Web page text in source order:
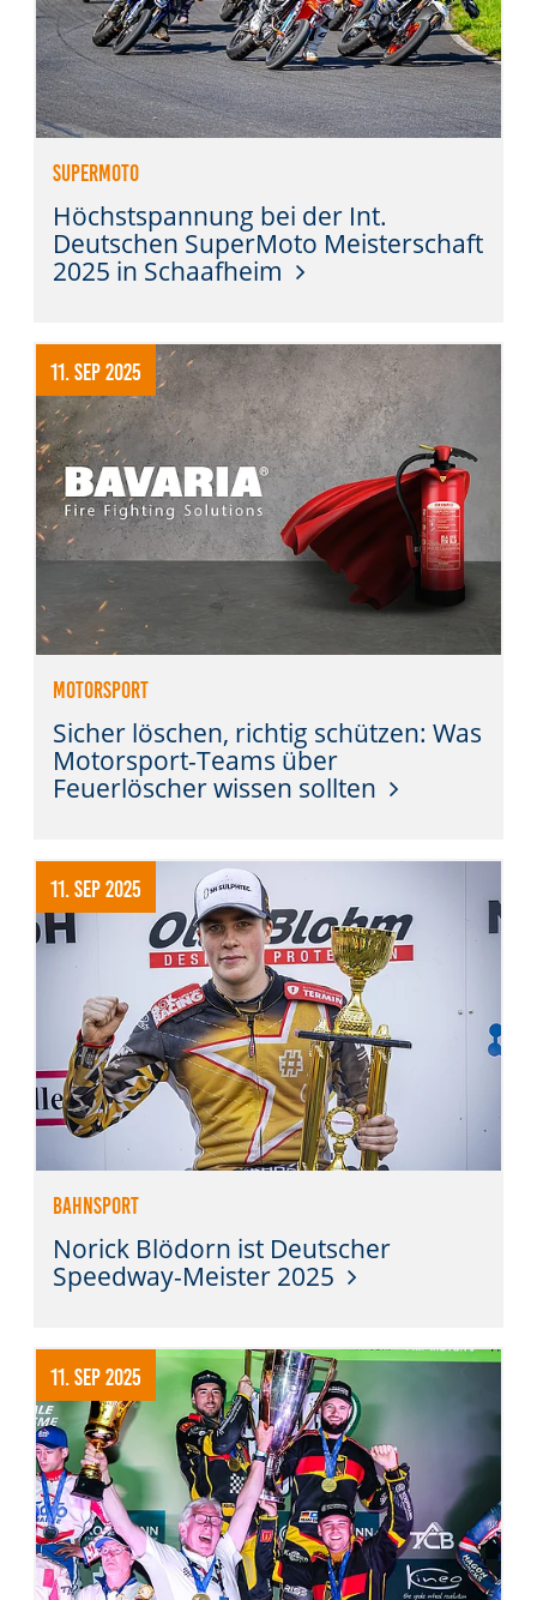
SuperMoto
Höchstspannung bei der Int.
Deutschen SuperMoto Meisterschaft
2025 in Schaafheim
11. Sep 2025
Motorsport
Sicher löschen, richtig schützen: Was
Motorsport-Teams über
Feuerlöscher wissen sollten
11. Sep 2025
Bahnsport
Norick Blödorn ist Deutscher
Speedway-Meister 2025
11. Sep 2025